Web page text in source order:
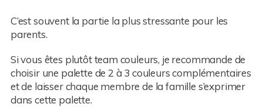
C’est souvent la partie la plus stressante pour les
parents.
Si vous êtes plutôt team couleurs, je recommande de
choisir une palette de 2 à 3 couleurs complémentaires
et de laisser chaque membre de la famille s’exprimer
dans cette palette.